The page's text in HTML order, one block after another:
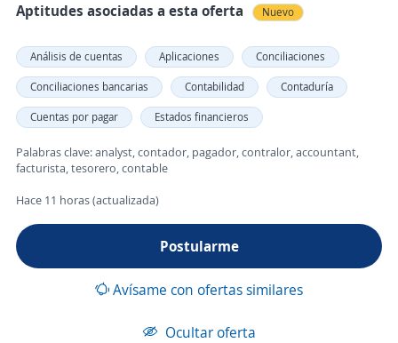
Aptitudes asociadas a esta oferta
Nuevo
Análisis de cuentas Aplicaciones
Conciliaciones
Conciliaciones bancarias
Contabilidad
Contaduría
Cuentas por pagar
Estados financieros
Palabras clave: analyst, contador, pagador, contralor, accountant,
facturista, tesorero, contable
Hace 11 horas (actualizada)
Postularme
Avísame con ofertas similares
Ocultar oferta